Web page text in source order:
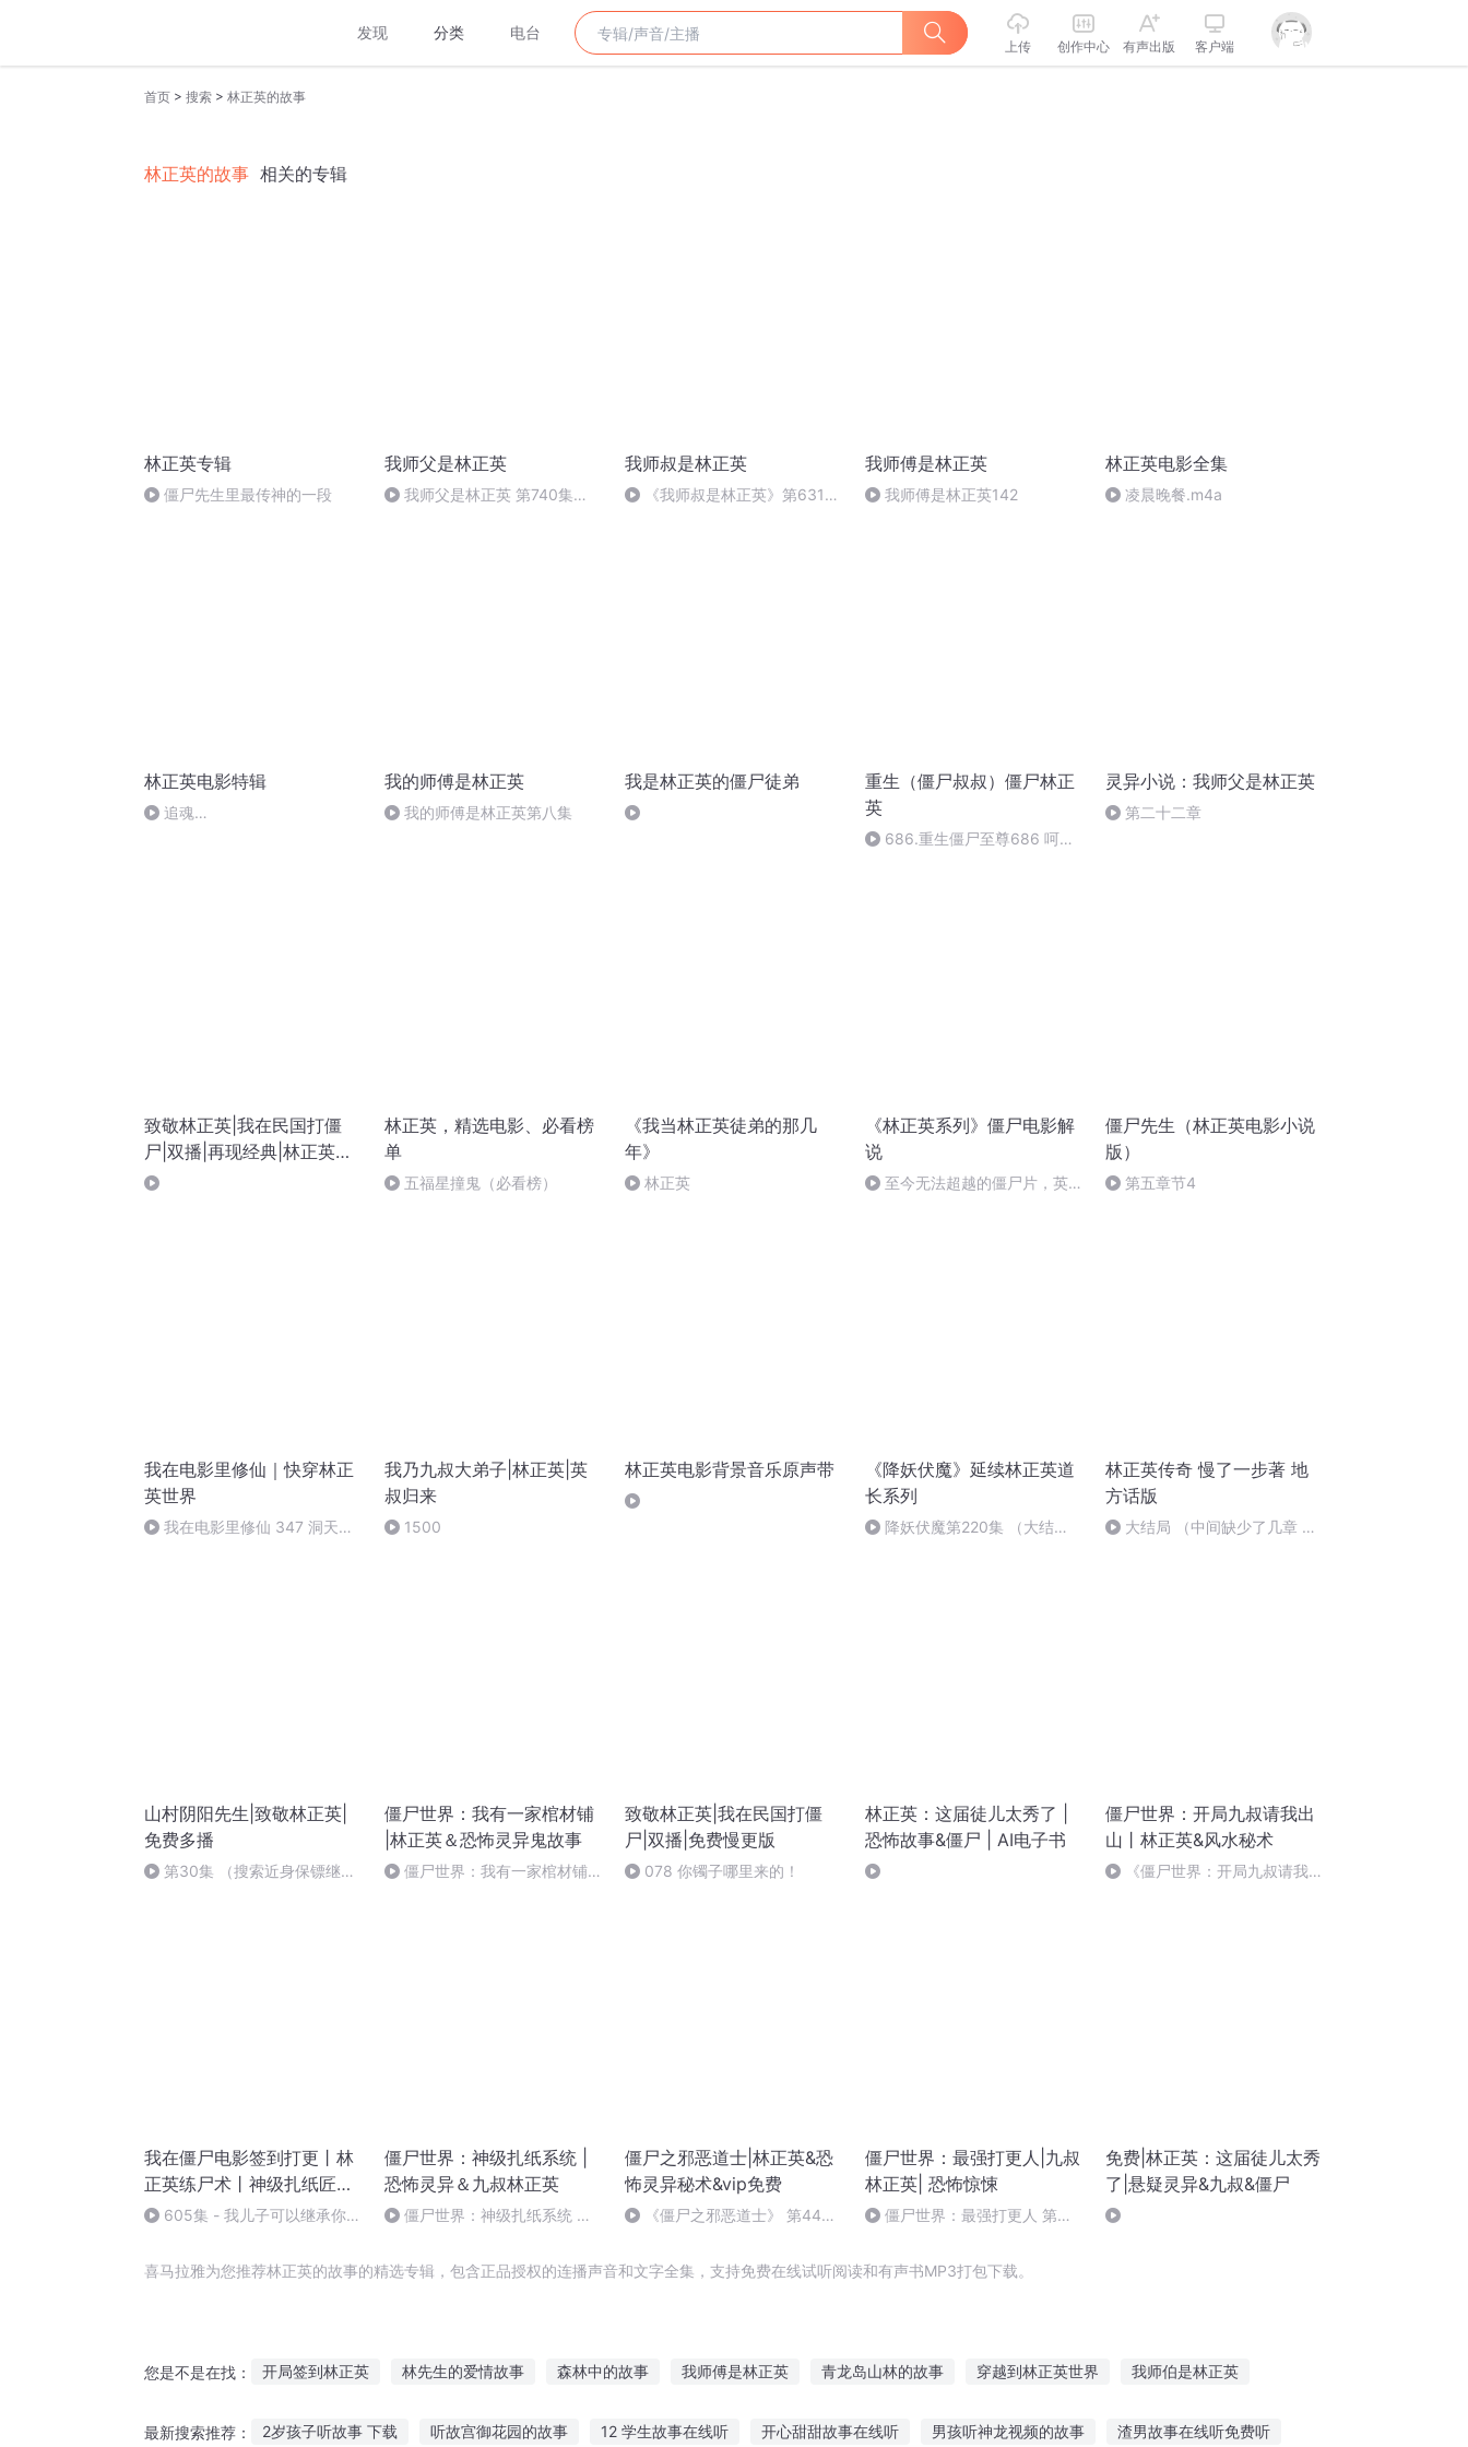
发现 分类 电台
上传 创作中心 有声出版 客户端
首页 > 搜索 > 林正英的故事
林正英的故事 相关的专辑
林正英专辑
僵尸先生里最传神的一段
我师父是林正英
我师父是林正英 第740集
我师叔是林正英
《我师叔是林正英》第631集
我师傅是林正英
我师傅是林正英142
林正英电影全集
凌晨晚餐.m4a
林正英电影特辑
追魂
我的师傅是林正英
我的师傅是林正英第八集
我是林正英的僵尸徒弟
重生（僵尸叔叔）僵尸林正
英
686.重生僵尸至尊686 呵，
灵异小说：我师父是林正英
第二十二章
致敬林正英|我在民国打僵
尸|双播|再现经典|林正英电
影全集改编小说
林正英，精选电影、必看榜
单
五福星撞鬼（必看榜）
《我当林正英徒弟的那几
年》
林正英
《林正英系列》僵尸电影解
说
至今无法超越的僵尸片，英叔
僵尸先生（林正英电影小说
版）
第五章节4
我在电影里修仙｜快穿林正
英世界
我在电影里修仙 347 洞天之
我乃九叔大弟子|林正英|英
叔归来
1500
林正英电影背景音乐原声带
《降妖伏魔》延续林正英道
长系列
降妖伏魔第220集 （大结
林正英传奇 慢了一步著 地
方话版
大结局 （中间缺少了几章 没
山村阴阳先生|致敬林正英|
免费多播
第30集 （搜索近身保镖继续
僵尸世界：我有一家棺材铺
|林正英＆恐怖灵异鬼故事
僵尸世界：我有一家棺材铺
致敬林正英|我在民国打僵
尸|双播|免费慢更版
078 你镯子哪里来的！
林正英：这届徒儿太秀了 |
恐怖故事&僵尸 | AI电子书
僵尸世界：开局九叔请我出
山丨林正英&风水秘术
《僵尸世界：开局九叔请我出
我在僵尸电影签到打更丨林
正英练尸术丨神级扎纸匠系
统 605集 - 我儿子可以继承你吗
僵尸世界：神级扎纸系统 |
恐怖灵异＆九叔林正英
僵尸世界：神级扎纸系统 第
僵尸之邪恶道士|林正英&恐
怖灵异秘术&vip免费
《僵尸之邪恶道士》 第449
僵尸世界：最强打更人|九叔
林正英| 恐怖惊悚
僵尸世界：最强打更人 第
免费|林正英：这届徒儿太秀
了|悬疑灵异&九叔&僵尸
喜马拉雅为您推荐林正英的故事的精选专辑，包含正品授权的连播声音和文字全集，支持免费在线试听阅读和有声书MP3打包下载。
您是不是在找： 开局签到林正英 林先生的爱情故事 森林中的故事 我师傅是林正英 青龙岛山林的故事 穿越到林正英世界 我师伯是林正英
最新搜索推荐： 2岁孩子听故事 下载 听故宫御花园的故事 12 学生故事在线听 开心甜甜故事在线听 男孩听神龙视频的故事 渣男故事在线听免费听